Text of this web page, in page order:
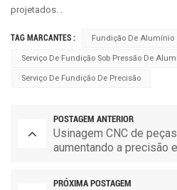
projetados. .
TAG MARCANTES : Fundição De Alumínio
Serviço De Fundição Sob Pressão De
Serviço De Fundição De Precisão
POSTAGEM ANTERIOR
Usinagem CNC de
aumentando a precisão
PRÓXIMA POSTAGEM